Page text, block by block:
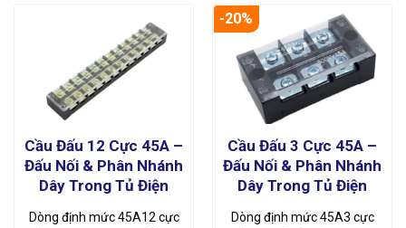
Cầu Đấu 12 Cực 45A –
Đấu Nối & Phân Nhánh
Dây Trong Tủ Điện
Dòng định mức 45A12 cực
-20%
Cầu Đấu 3 Cực 45A –
Đấu Nối & Phân Nhánh
Dây Trong Tủ Điện
Dòng định mức 45A3 cực